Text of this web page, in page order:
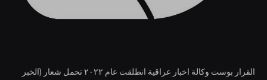
القرار بوست وكالة اخبار عراقية انطلقت عام ٢٠٢٢ تحمل شعار (الخبر